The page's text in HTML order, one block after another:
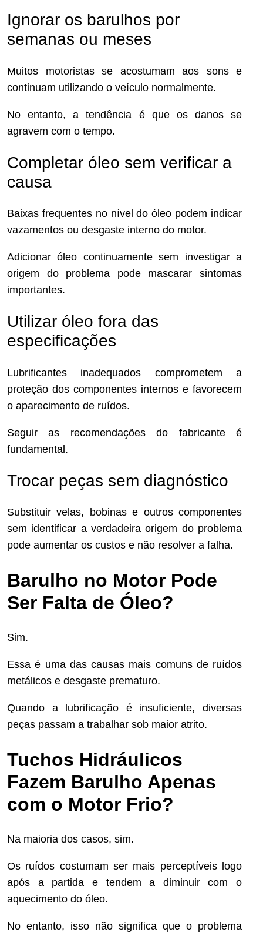
Ignorar os barulhos por
semanas ou meses
Muitos motoristas se acostumam aos sons e
continuam utilizando o veículo normalmente.
No entanto, a tendência é que os danos se
agravem com o tempo.
Completar óleo sem verificar a
causa
Baixas frequentes no nível do óleo podem indicar
vazamentos ou desgaste interno do motor.
Adicionar óleo continuamente sem investigar a
origem do problema pode mascarar sintomas
importantes.
Utilizar óleo fora das
especificações
Lubrificantes inadequados comprometem a
proteção dos componentes internos e favorecem
o aparecimento de ruídos.
Seguir as recomendações do fabricante é
fundamental.
Trocar peças sem diagnóstico
Substituir velas, bobinas e outros componentes
sem identificar a verdadeira origem do problema
pode aumentar os custos e não resolver a falha.
Barulho no Motor Pode
Ser Falta de Óleo?
Sim.
Essa é uma das causas mais comuns de ruídos
metálicos e desgaste prematuro.
Quando a lubrificação é insuficiente, diversas
peças passam a trabalhar sob maior atrito.
Tuchos Hidráulicos
Fazem Barulho Apenas
com o Motor Frio?
Na maioria dos casos, sim.
Os ruídos costumam ser mais perceptíveis logo
após a partida e tendem a diminuir com o
aquecimento do óleo.
No entanto, isso não significa que o problema